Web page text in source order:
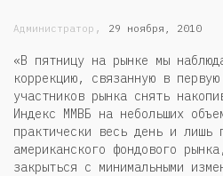
Администратор , 29 ноября, 2010
«В пятницу на рынке мы
коррекцию, связанную в
участников рынка снять
Индекс ММВБ на небольших
практически весь день и лишь
американского фондового
закрыться с минимальными